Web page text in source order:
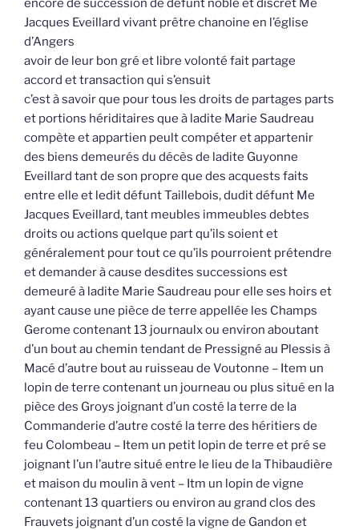
Jacques Eveillard vivant prêtre chanoine en l’église
d’Angers
avoir de leur bon gré et libre volonté fait partage
accord et transaction qui s’ensuit
c’est à savoir que pour tous les droits de partages parts
et portions hériditaires que à ladite Marie Saudreau
compète et appartien peult compéter et appartenir
des biens demeurés du décès de ladite Guyonne
Eveillard tant de son propre que des acquests faits
entre elle et ledit défunt Taillebois, dudit défunt Me
Jacques Eveillard, tant meubles immeubles debtes
droits ou actions quelque part qu’ils soient et
généralement pour tout ce qu’ils pourroient prétendre
et demander à cause desdites successions est
demeuré à ladite Marie Saudreau pour elle ses hoirs et
ayant cause une pièce de terre appellée les Champs
Gerome contenant 13 journaulx ou environ aboutant
d’un bout au chemin tendant de Pressigné au Plessis à
Macé d’autre bout au ruisseau de Voutonne – Item un
lopin de terre contenant un journeau ou plus situé en la
pièce des Groys joignant d’un costé la terre de la
Commanderie d’autre costé la terre des héritiers de
feu Colombeau – Item un petit lopin de terre et pré se
joignant l’un l’autre situé entre le lieu de la Thibaudière
et maison du moulin à vent – Itm un lopin de vigne
contenant 13 quartiers ou environ au grand clos des
Frauvets joignant d’un costé la vigne de Gandon et